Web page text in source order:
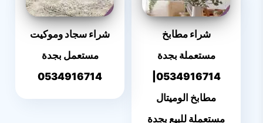
شراء مطابخ
مستعملة بجدة
مطابخ الوميتال
مستعملة للبيع بجدة
شراء سجاد وموكيت
مستعمل بجدة
0534916714